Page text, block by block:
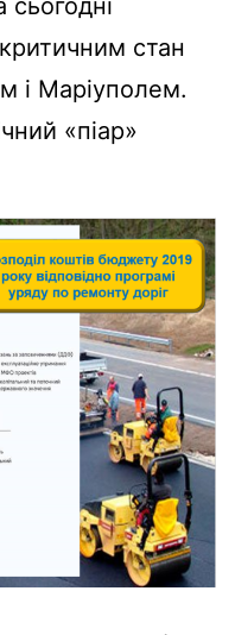
сьогодні
стан
і Маріуполем.
«піар»